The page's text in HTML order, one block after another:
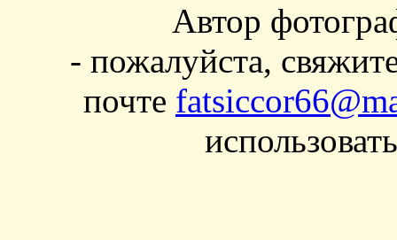
Автор
- пожалуйста,
почте